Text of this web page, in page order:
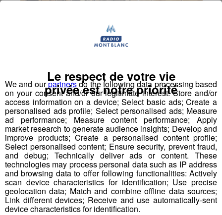
We and ourpartnersdo the following data processing based
on your consent and/or our legitimate interest: Store and/or
access information on a device; Select basic ads; Create a
personalised ads profile; Select personalised ads; Measure
ad performance; Measure content performance; Apply
market research to generate audience insights; Develop and
improve products; Create a personalised content profile;
Select personalised content; Ensure security, prevent fraud,
and debug; Technically deliver ads or content. These
technologies may process personal data such as IP address
and browsing data to offer following functionalities: Actively
scan device characteristics for identification; Use precise
geolocation data; Match and combine offline data sources;
Link different devices; Receive and use automatically-sent
device characteristics for identification.
Le respect de votre vie
privée est notre priorité